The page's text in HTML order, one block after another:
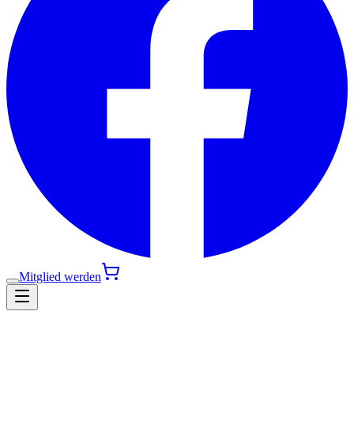
Mitglied werden